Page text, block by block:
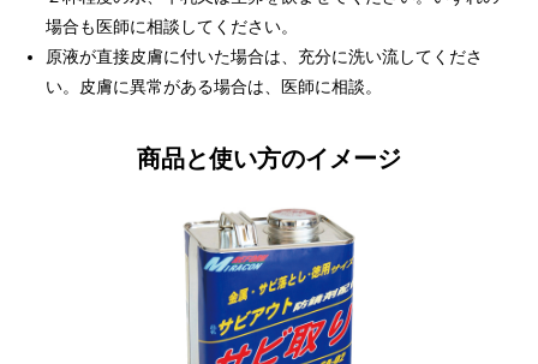
場合も医師に相談してください。
原液が直接皮膚に付いた場合は、充分に洗い流してくださ
い。皮膚に異常がある場合は、医師に相談。
商品と使い方のイメージ